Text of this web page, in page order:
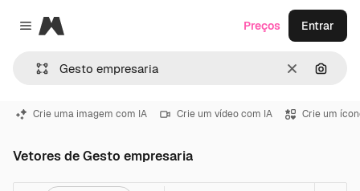
Close menu
Magnific
Limpar
Preços Entrar
Crie uma imagem com IA Crie um vídeo com IA Crie um
Vetores de Gesto empresaria